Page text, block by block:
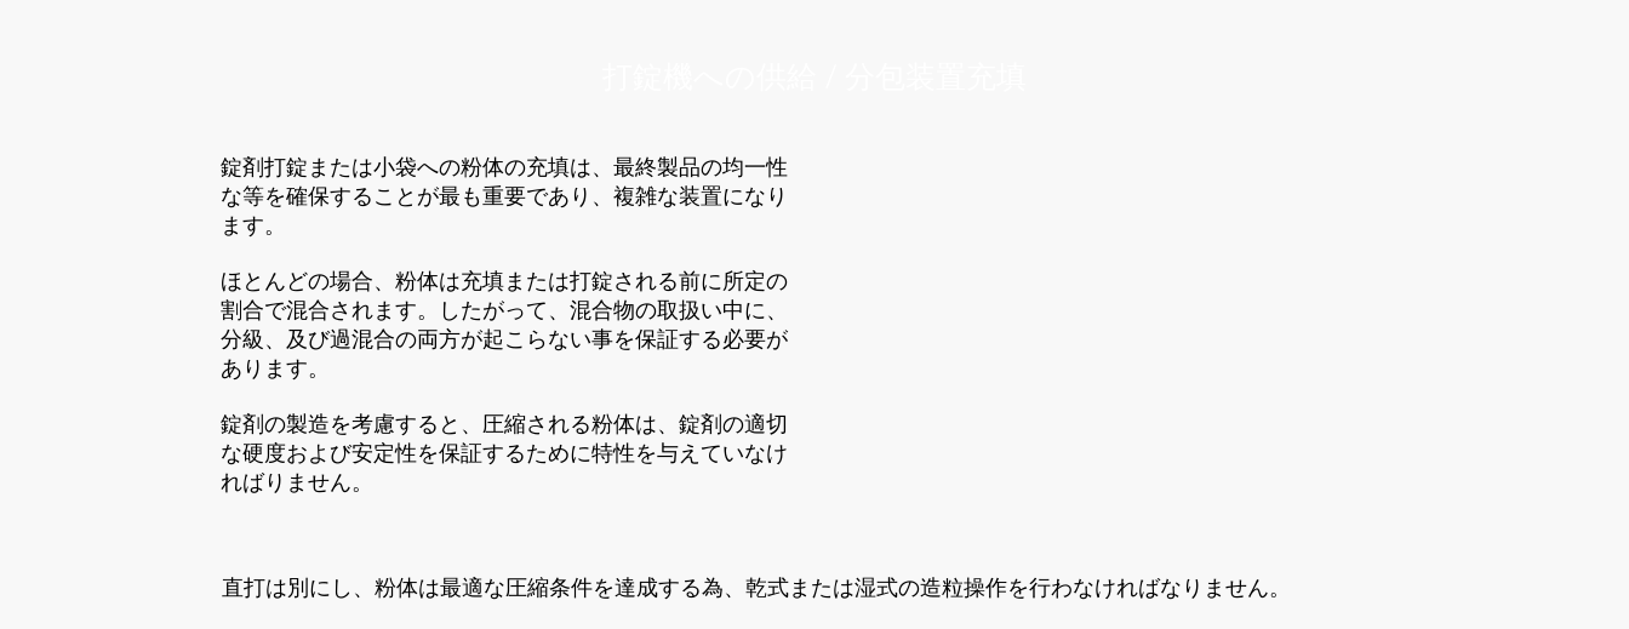
錠剤打錠または小袋への粉体の充填は、最終製品の均一性
な等を確保することが最も重要であり、複雑な装置になり
ます。
ほとんどの場合、粉体は充填または打錠される前に所定の
割合で混合されます。したがって、混合物の取扱い中に、
分級、及び過混合の両方が起こらない事を保証する必要が
あります。
錠剤の製造を考慮すると、圧縮される粉体は、錠剤の適切
な硬度および安定性を保証するために特性を与えていなけ
ればりません。
直打は別にし、粉体は最適な圧縮条件を達成する為、乾式または湿式の造粒操作を行わなければなりません。